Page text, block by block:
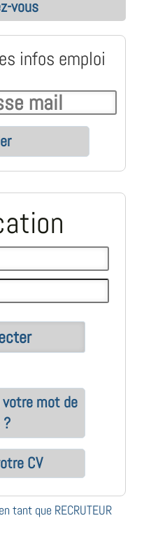
vous
infos emploi
votre mot de
CV
tant que RECRUTEUR